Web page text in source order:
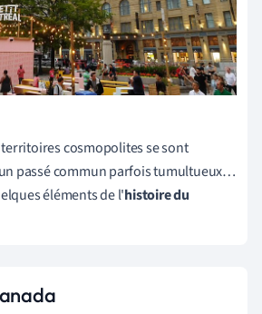
territoires cosmopolites se sont
passé commun parfois tumultueux…
éléments de l'histoire du